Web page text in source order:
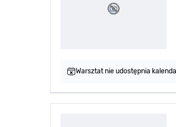
Warsztat nie udostępnia